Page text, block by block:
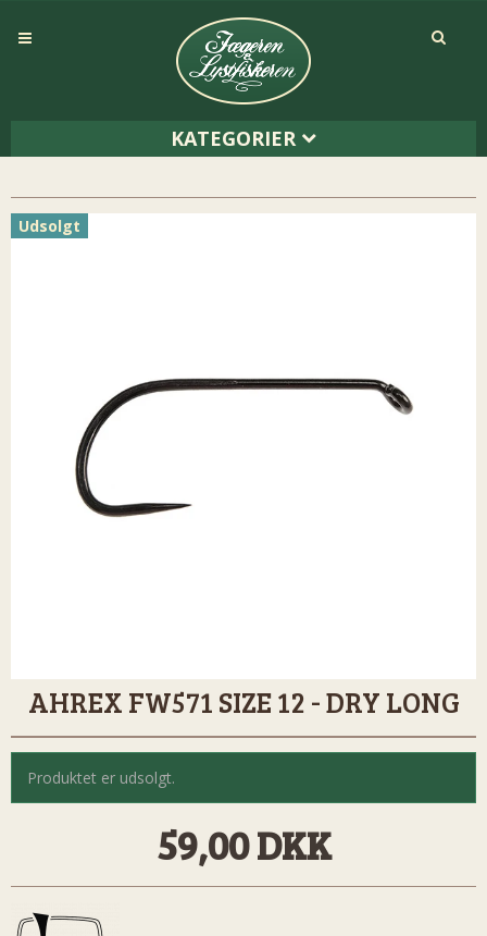
KATEGORIER
Udsolgt
AHREX FW571 SIZE 12 - DRY LONG
Produktet er udsolgt.
59,00 DKK